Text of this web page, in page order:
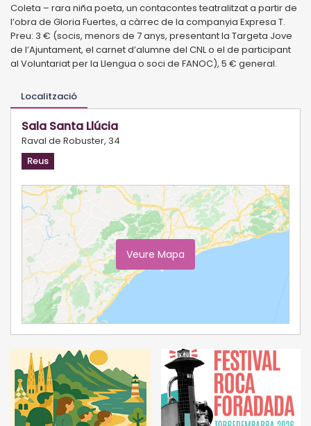
Coleta – rara niña poeta, un contacontes teatralitzat a partir de
l’obra de Gloria Fuertes, a càrrec de la companyia Expresa T.
Preu: 3 € (socis, menors de 7 anys, presentant la Targeta Jove
de l’Ajuntament, el carnet d’alumne del CNL o el de participant
al Voluntariat per la Llengua o soci de FANOC), 5 € general.
Localització
Sala Santa Llúcia
Raval de Robuster, 34
Reus
Veure Mapa